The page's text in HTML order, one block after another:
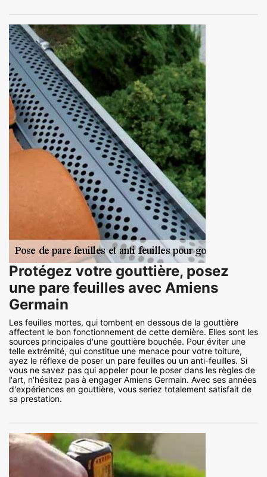
Protégez votre gouttière, posez
une pare feuilles avec Amiens
Germain
Les feuilles mortes, qui tombent en dessous de la gouttière
affectent le bon fonctionnement de cette dernière. Elles sont les
sources principales d'une gouttière bouchée. Pour éviter une
telle extrémité, qui constitue une menace pour votre toiture,
ayez le réflexe de poser un pare feuilles ou un anti-feuilles. Si
vous ne savez pas qui appeler pour le poser dans les règles de
l'art, n'hésitez pas à engager Amiens Germain. Avec ses années
d'expériences en gouttière, vous seriez totalement satisfait de
sa prestation.